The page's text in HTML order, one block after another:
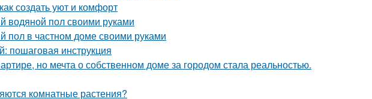
создать уют и комфорт
водяной пол своими руками
пол в частном доме своими руками
пошаговая инструкция
но мечта о собственном доме за городом стала реальностью.
комнатные растения?